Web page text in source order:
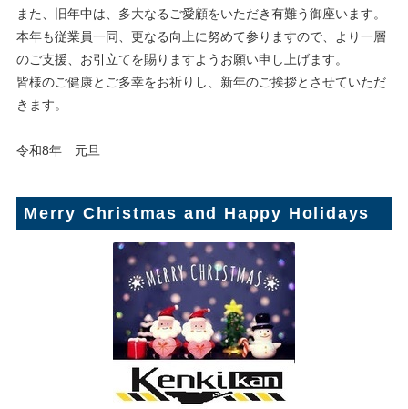
また、旧年中は、多大なるご愛顧をいただき有難う御座います。
本年も従業員一同、更なる向上に努めて参りますので、より一層
のご支援、お引立てを賜りますようお願い申し上げます。
皆様のご健康とご多幸をお祈りし、新年のご挨拶とさせていただ
きます。
令和8年 元旦
Merry Christmas and Happy Holidays